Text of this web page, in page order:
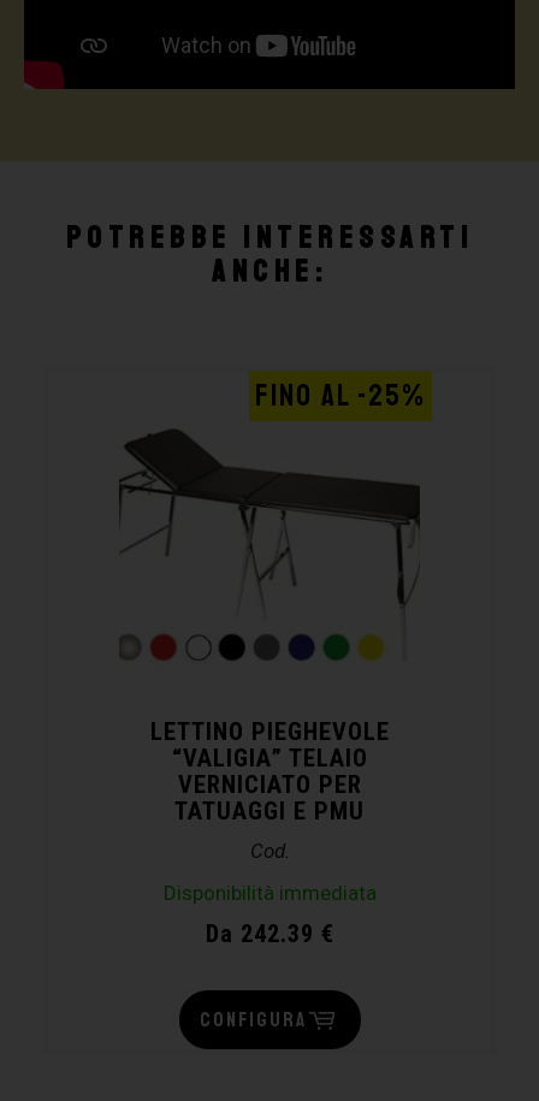
Potrebbe interessarti
anche:
LETTINO PIEGHEVOLE
“VALIGIA” TELAIO
VERNICIATO PER
TATUAGGI E PMU
Cod.
Disponibilità immediata
Da 242.39 €
FINO AL -25%
CONFIGURA